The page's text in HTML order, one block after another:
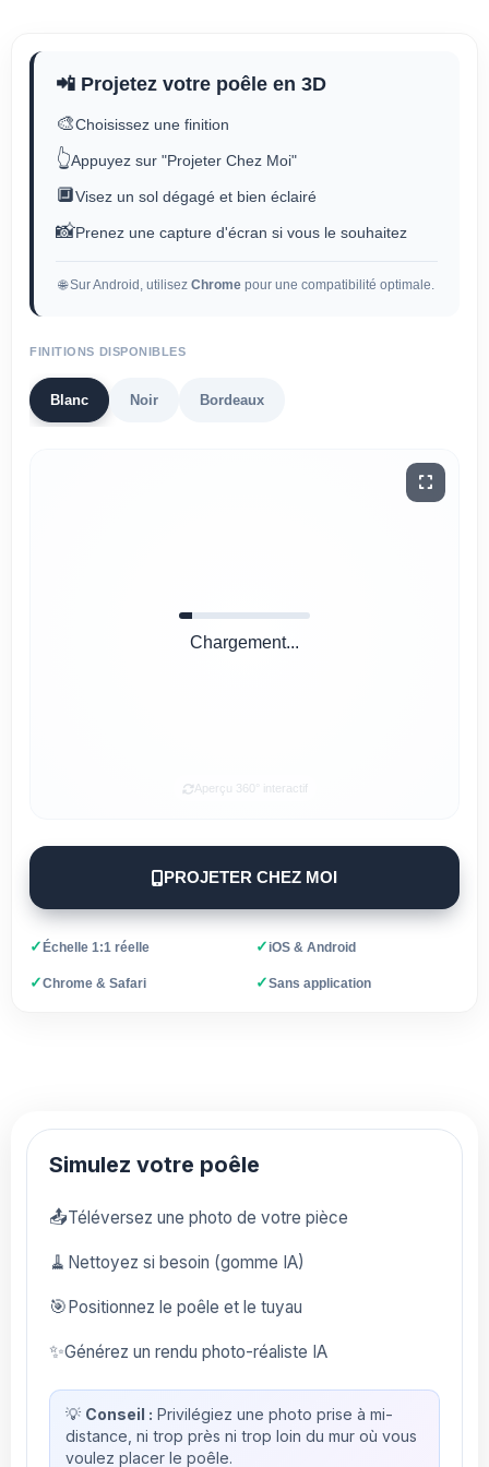
📲 Projetez votre poêle en 3D
🎨Choisissez une finition
👆Appuyez sur "Projeter Chez Moi"
🔲Visez un sol dégagé et bien éclairé
📸Prenez une capture d'écran si vous le souhaitez
🌐 Sur Android, utilisez Chrome pour une compatibilité optimale.
FINITIONS DISPONIBLES
Blanc Noir Bordeaux
Chargement...
Aperçu 360° interactif
PROJETER CHEZ MOI
✓Échelle 1:1 réelle ✓iOS & Android
✓Chrome & Safari ✓Sans application
Simulez votre poêle
📤Téléversez une photo de votre pièce
🧹 Nettoyez si besoin (gomme IA)
🎯Positionnez le poêle et le tuyau
✨Générez un rendu photo-réaliste IA
💡 Conseil : Privilégiez une photo prise à mi-
distance, ni trop près ni trop loin du mur où vous
voulez placer le poêle.